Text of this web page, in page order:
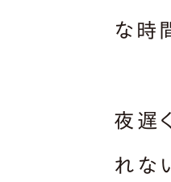
な時
夜遅
れな